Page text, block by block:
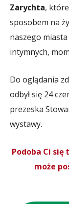
Zarychta,
sposobem na
naszego
intymnych,
Do oglądania
odbył się 24
prezeska
wystawy.
Podoba Ci się
może